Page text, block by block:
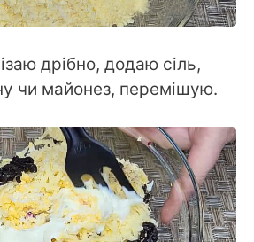
дрібно, додаю сіль,
чи майонез, перемішую.